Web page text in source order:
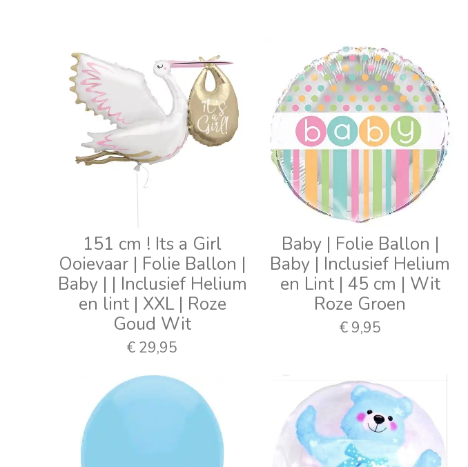
151 cm ! Its a Girl
Ooievaar | Folie Ballon |
Baby | | Inclusief Helium
en lint | XXL | Roze
Goud Wit
€ 29,95
Baby | Folie Ballon |
Baby | Inclusief Helium
en Lint | 45 cm | Wit
Roze Groen
€ 9,95